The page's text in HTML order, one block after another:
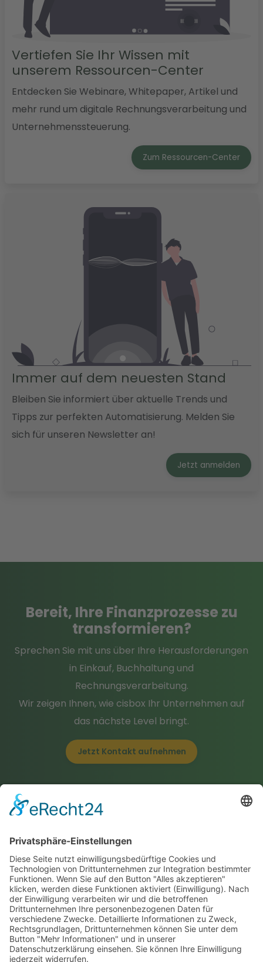
Vertiefen Sie Ihr Wissen mit
unserem Ressourcen-Center
Entdecken Sie Webinare, Whitepaper, Artikel und
mehr rund um digitale Rechnungsverarbeitung und
Unternehmenssteuerung.
Zum Ressourcen-Center
Immer auf dem neuesten Stand
Bleiben Sie informiert über aktuelle Trends und
Tipps zur perfekten Automatisierung. Melden Sie
sich für unseren Newsletter an!
Jetzt anmelden
Bereit, Ihre Finanzprozesse zu
transformieren?
Sprechen Sie mit uns über Ihre Herausforderungen
in Einkauf, Buchhaltung und
Rechnungsverarbeitung.
Wir zeigen Ihnen, wie cisbox Ihr Unternehmen auf
das nächste Level bringt.
Jetzt Kontakt aufnehmen
Zertifikate & E-Security
Downloads
Integration & Schnittstellen
News